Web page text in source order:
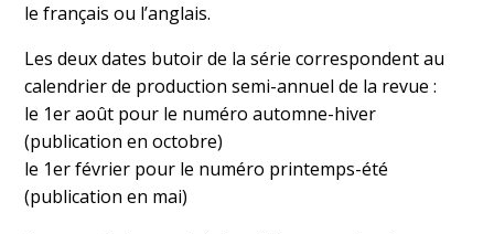
le français ou l’anglais.
Les deux dates butoir de la série correspondent au
calendrier de production semi-annuel de la revue :
le 1er août pour le numéro automne-hiver
(publication en octobre)
le 1er février pour le numéro printemps-été
(publication en mai)